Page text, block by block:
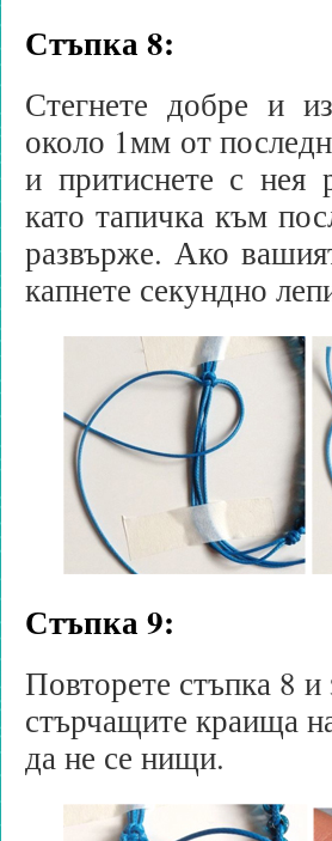
Стъпка 8:
Стегнете добре и
около 1мм от
и притиснете с нея
като тапичка към
развърже. Ако
капнете секундно
Стъпка 9:
Повторете стъпка 8
стърчащите краища
да не се нищи.